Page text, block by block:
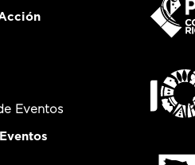
Eventos